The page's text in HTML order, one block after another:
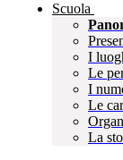
Scuola
I
Le
I
Le
La